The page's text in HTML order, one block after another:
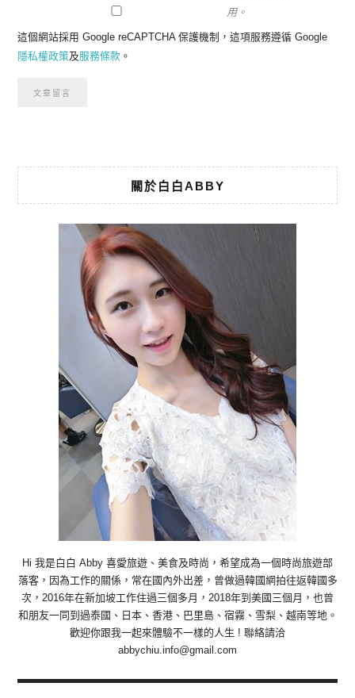
用。
這個網站採用 Google reCAPTCHA 保護機制，這項服務遵循 Google
隱私權政策及服務條款 。
關於白白ABBY
Hi 我是白白 Abby 喜愛旅遊、美食及時尚，希望成為一個時尚旅遊部
落客，因為工作的關係，常在國內外出差，曾做過韓國網拍往返韓國多
次，2016年在新加坡工作住過三個多月，2018年到美國三個月，也曾
和朋友一同到過泰國、日本、香港、巴里島、宿霧、雪梨、越南等地。
歡迎你跟我一起來體驗不一樣的人生 ! 聯絡請洽
abbychiu.info@gmail.com